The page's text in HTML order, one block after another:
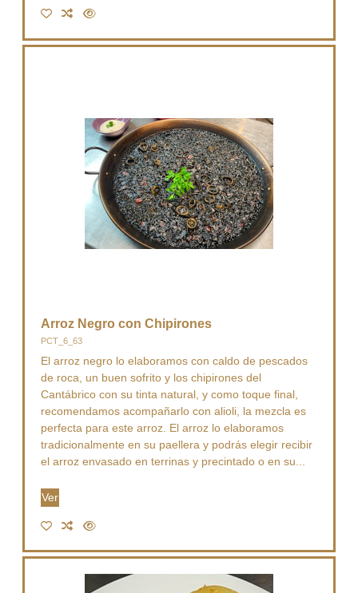
Arroz Negro con Chipirones
PCT_6_63
El arroz negro lo elaboramos con caldo de pescados
de roca, un buen sofrito y los chipirones del
Cantábrico con su tinta natural, y como toque final,
recomendamos acompañarlo con alioli, la mezcla es
perfecta para este arroz. El arroz lo elaboramos
tradicionalmente en su paellera y podrás elegir recibir
el arroz envasado en terrinas y precintado o en su...
Ver